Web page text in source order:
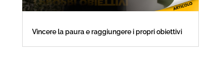
Vincere la paura e raggiungere i propri obiettivi